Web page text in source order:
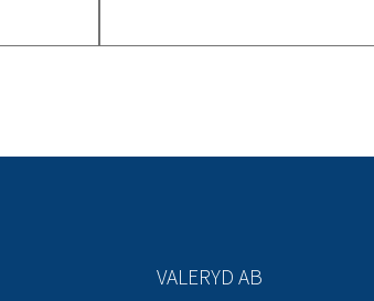
VALERYD AB